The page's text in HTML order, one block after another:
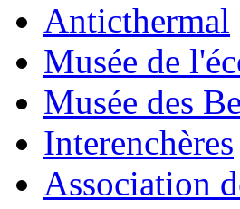
Anticthermal
Musée de
Musée des
Interenchères
Association